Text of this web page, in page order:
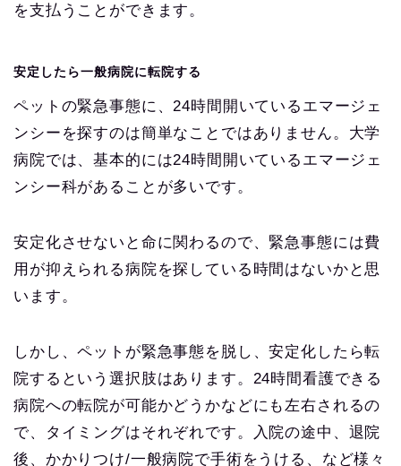
を支払うことができます。
安定したら一般病院に転院する
ペットの緊急事態に、24時間開いているエマージェ
ンシーを探すのは簡単なことではありません。大学
病院では、基本的には24時間開いているエマージェ
ンシー科があることが多いです。
安定化させないと命に関わるので、緊急事態には費
用が抑えられる病院を探している時間はないかと思
います。
しかし、ペットが緊急事態を脱し、安定化したら転
院するという選択肢はあります。24時間看護できる
病院への転院が可能かどうかなどにも左右されるの
で、タイミングはそれぞれです。入院の途中、退院
後、かかりつけ/一般病院で手術をうける、など様々